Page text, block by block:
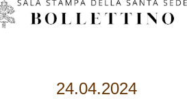
24.04.2024